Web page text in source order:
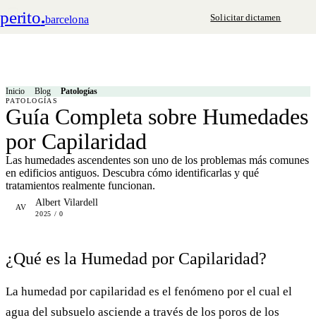
perito.barcelona Solicitar dictamen
Inicio Blog Patologías
PATOLOGÍAS
Guía Completa sobre Humedades
por Capilaridad
Las humedades ascendentes son uno de los problemas más comunes
en edificios antiguos. Descubra cómo identificarlas y qué
tratamientos realmente funcionan.
AV Albert Vilardell
2025 / 0
¿Qué es la Humedad por Capilaridad?
La humedad por capilaridad es el fenómeno por el cual el
agua del subsuelo asciende a través de los poros de los